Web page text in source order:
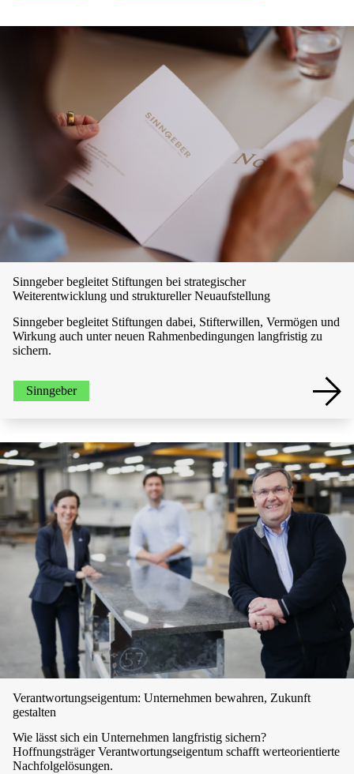
Sinngeber begleitet Stiftungen bei strategischer
Weiterentwicklung und struktureller Neuaufstellung
Sinngeber begleitet Stiftungen dabei, Stifterwillen, Vermögen und
Wirkung auch unter neuen Rahmenbedingungen langfristig zu
sichern.
Sinngeber
Verantwortungseigentum: Unternehmen bewahren, Zukunft
gestalten
Wie lässt sich ein Unternehmen langfristig sichern?
Hoffnungsträger Verantwortungseigentum schafft werteorientierte
Nachfolgelösungen.